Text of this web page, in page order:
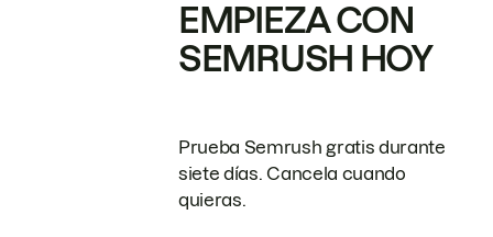
EMPIEZA CON
SEMRUSH HOY
Prueba Semrush gratis durante
siete días. Cancela cuando
quieras.